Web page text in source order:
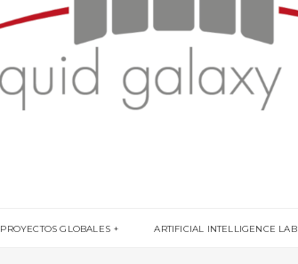
PROYECTOS GLOBALES ARTIFICIAL INTELLIGENCE LAB